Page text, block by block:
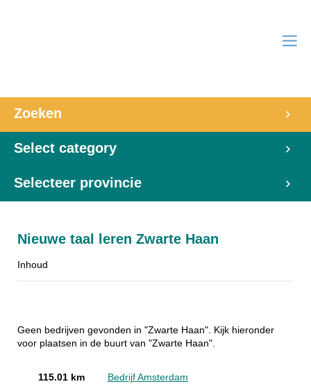
Zoeken
Select category
Selecteer provincie
Nieuwe taal leren Zwarte Haan
Inhoud
Geen bedrijven gevonden in "Zwarte Haan". Kijk hieronder
voor plaatsen in de buurt van "Zwarte Haan".
115.01 km Bedrijf Amsterdam